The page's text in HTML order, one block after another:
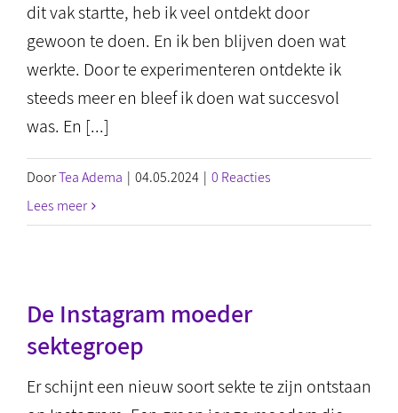
dit vak startte, heb ik veel ontdekt door
gewoon te doen. En ik ben blijven doen wat
werkte. Door te experimenteren ontdekte ik
steeds meer en bleef ik doen wat succesvol
was. En [...]
DoorTea Adema | 04.05.2024 | 0 Reacties
Lees meer
De Instagram moeder
sektegroep
Er schijnt een nieuw soort sekte te zijn ontstaan